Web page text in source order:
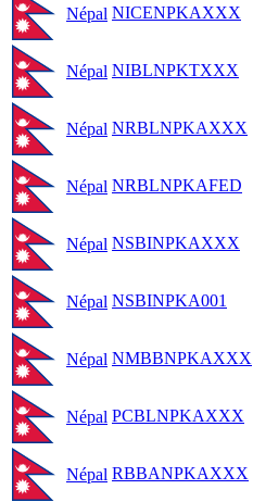
Népal NICENPKAXXX
Népal NIBLNPKTXXX
Népal NRBLNPKAXXX
Népal NRBLNPKAFED
Népal NSBINPKAXXX
Népal NSBINPKA001
Népal NMBBNPKAXXX
Népal PCBLNPKAXXX
Népal RBBANPKAXXX